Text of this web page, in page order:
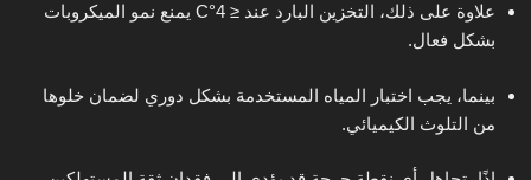
علاوة على ذلك، التخزين البارد عند ≤ 4°C يمنع نمو الميكروبات
بشكل فعال.
بينما، يجب اختبار المياه المستخدمة بشكل دوري لضمان خلوها
من التلوث الكيميائي.